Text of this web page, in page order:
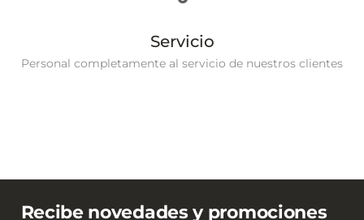
Servicio
Personal completamente al servicio de nuestros clientes
Recibe novedades y promociones